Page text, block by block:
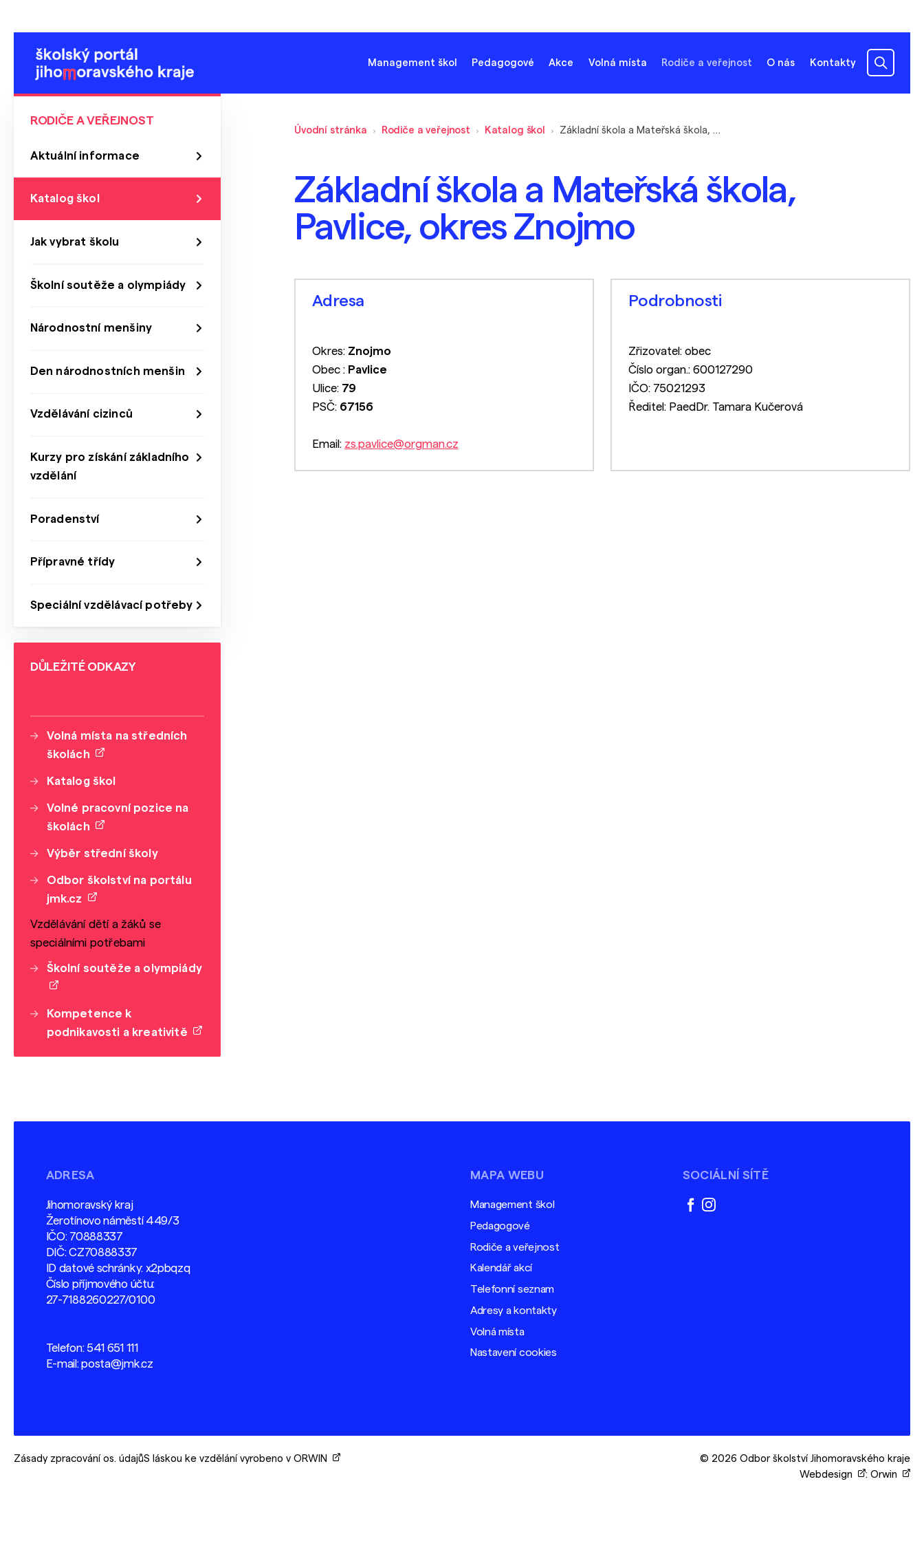
Management škol Pedagogové Akce Volná místa Rodiče a veřejnost O nás Kontakty
Úvodní stránka Rodiče a veřejnost Katalog škol Základní škola a Mateřská škola, Pavlice, okres Znojmo
Základní škola a Mateřská škola,
Pavlice, okres Znojmo
Adresa
Okres: Znojmo
Obec : Pavlice
Ulice: 79
PSČ: 67156
Email: zs.pavlice@orgman.cz
Podrobnosti
Zřizovatel: obec
Číslo organ.: 600127290
IČO: 75021293
Ředitel: PaedDr. Tamara Kučerová
RODIČE A VEŘEJNOST
Aktuální informace
Katalog škol
Jak vybrat školu
Školní soutěže a olympiády
Národnostní menšiny
Den národnostních menšin
Vzdělávání cizinců
Kurzy pro získání základního
vzdělání
Poradenství
Přípravné třídy
Speciální vzdělávací potřeby
DŮLEŽITÉ ODKAZY
Volná místa na středních
školách
Katalog škol
Volné pracovní pozice na
školách
Výběr střední školy
Odbor školství na portálu
jmk.cz
Vzdělávání dětí a žáků se
speciálními potřebami
Školní soutěže a olympiády
Kompetence k
podnikavosti a kreativitě
ADRESA
Jihomoravský kraj
Žerotínovo náměstí 449/3
IČO: 70888337
DIČ: CZ70888337
ID datové schránky: x2pbqzq
Číslo příjmového účtu:
27-7188260227/0100
Telefon: 541 651 111
E-mail:posta@jmk.cz
MAPA WEBU
Management škol
Pedagogové
Rodiče a veřejnost
Kalendář akcí
Telefonní seznam
Adresy a kontakty
Volná místa
Nastavení cookies
SOCIÁLNÍ SÍTĚ
facebook
instagram
Zásady zpracování os. údajůS láskou ke vzdělání vyrobeno v ORWIN
© 2026 Odbor školství Jihomoravského kraje
Webdesign
: Orwin